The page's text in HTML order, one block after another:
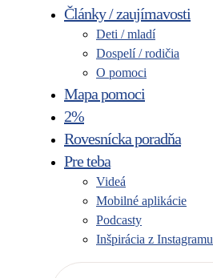
Články / zaujímavosti
Deti / mladí
Dospelí / rodičia
O pomoci
Mapa pomoci
2%
Rovesnícka poradňa
Pre teba
Videá
Mobilné aplikácie
Podcasty
Inšpirácia z Instagramu